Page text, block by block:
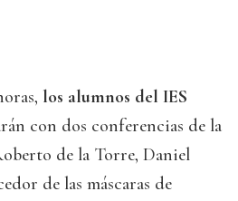
los alumnos del IES
con dos conferencias de la
de la Torre, Daniel
de las máscaras de